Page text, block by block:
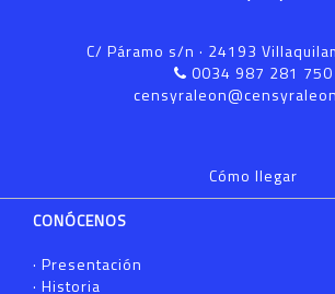
C/ Páramo s/n · 24193
0034 987 281 750
Cómo llegar
CONÓCENOS
· Presentación
· Historia